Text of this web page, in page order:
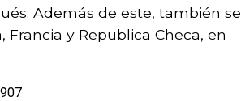
Además de este, también se
y Republica Checa, en